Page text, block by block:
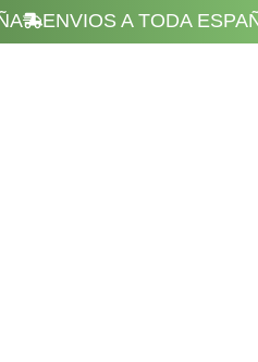
ENVIOS A TODA